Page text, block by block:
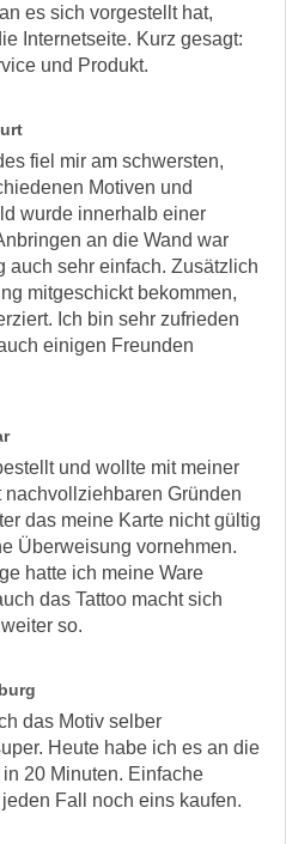
es sich vorgestellt hat,
Internetseite. Kurz gesagt:
und Produkt.
fiel mir am schwersten,
Motiven und
wurde innerhalb einer
an die Wand war
auch sehr einfach. Zusätzlich
mitgeschickt bekommen,
Ich bin sehr zufrieden
einigen Freunden
und wollte mit meiner
nachvollziehbaren Gründen
das meine Karte nicht gültig
Überweisung vornehmen.
hatte ich meine Ware
das Tattoo macht sich
so.
das Motiv selber
Heute habe ich es an die
20 Minuten. Einfache
Fall noch eins kaufen.